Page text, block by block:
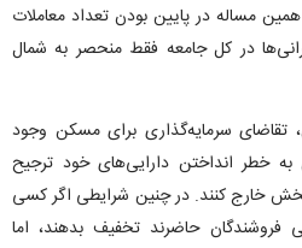
مساله در پایین بودن تعداد معاملات
در کل جامعه فقط منحصر به شمال
تقاضای سرمایه‌گذاری برای مسکن وجود
خطر انداختن دارایی‌های خود ترجیح
خارج کنند. در چنین شرایطی اگر کسی
فروشندگان حاضرند تخفیف بدهند، اما